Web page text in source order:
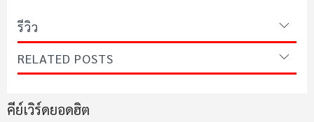
รีวิว
RELATED POSTS
คีย์เวิร์ดยอดฮิต